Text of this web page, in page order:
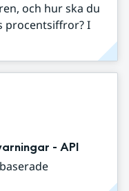
och hur ska du
procentsiffror? I
- API